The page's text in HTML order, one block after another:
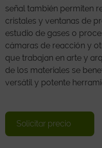
señal también permiten
cristales y ventanas de
estudio de gases o
cámaras de reacción y
que trabajan en arte y
de los materiales se
versátil y potente
Solicitar precio